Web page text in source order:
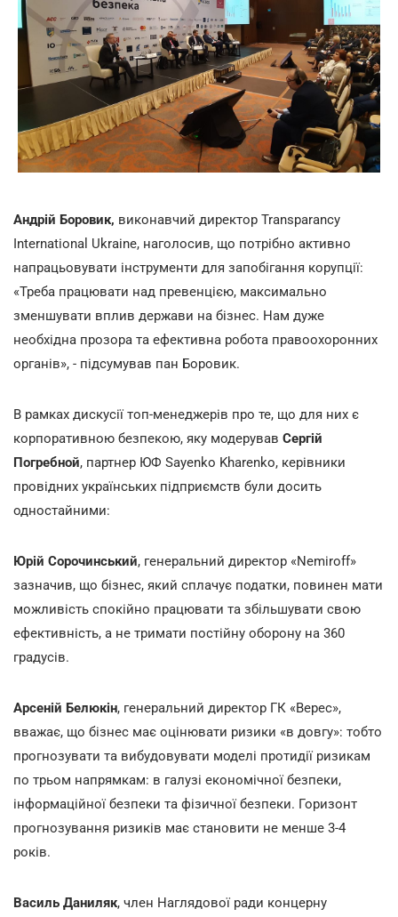
Андрій Боровик, виконавчий директор Transparancy
International Ukraine, наголосив, що потрібно активно
напрацьовувати інструменти для запобігання корупції:
«Треба працювати над превенцією, максимально
зменшувати вплив держави на бізнес. Нам дуже
необхідна прозора та ефективна робота правоохоронних
органів», - підсумував пан Боровик.
В рамках дискусії топ-менеджерів про те, що для них є
корпоративною безпекою, яку модерував Сергій
Погребной, партнер ЮФ Sayenko Kharenko, керівники
провідних українських підприємств були досить
одностайними:
Юрій Сорочинський, генеральний директор «Nemiroff»
зазначив, що бізнес, який сплачує податки, повинен мати
можливість спокійно працювати та збільшувати свою
ефективність, а не тримати постійну оборону на 360
градусів.
Арсеній Белюкін, генеральний директор ГК «Верес»,
вважає, що бізнес має оцінювати ризики «в довгу»: тобто
прогнозувати та вибудовувати моделі протидії ризикам
по трьом напрямкам: в галузі економічної безпеки,
інформаційної безпеки та фізичної безпеки. Горизонт
прогнозування ризиків має становити не менше 3-4
років.
Василь Даниляк, член Наглядової ради концерну